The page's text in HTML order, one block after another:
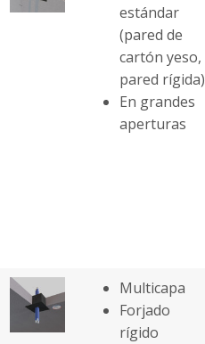
estándar
(pared de
cartón yeso,
pared rígida)
En grandes
aperturas
Multicapa
Forjado
rígido